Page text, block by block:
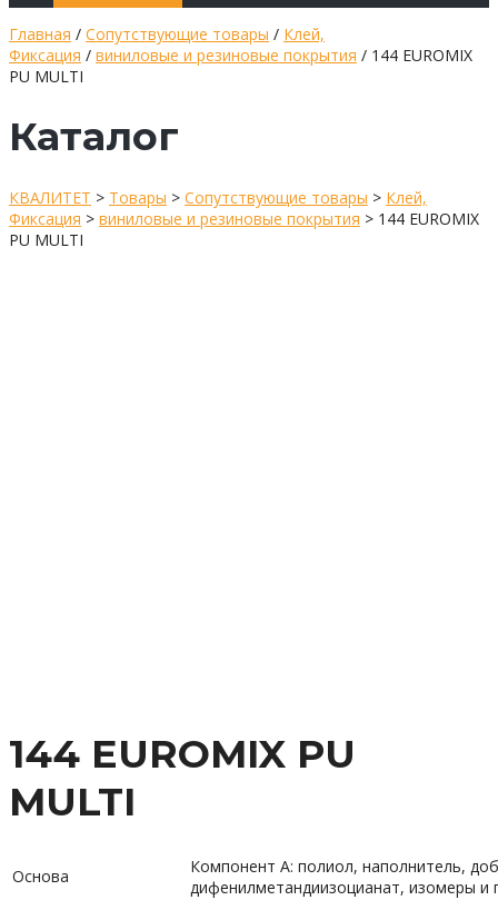
Главная / Сопутствующие товары / Клей,
Фиксация / виниловые и резиновые покрытия / 144 EUROMIX
PU MULTI
Каталог
КВАЛИТЕТ > Товары > Сопутствующие товары > Клей,
Фиксация > виниловые и резиновые покрытия > 144 EUROMIX
PU MULTI
144 EUROMIX PU
MULTI
Основа
Компонент А: полиол, наполнитель,
дифенилметандиизоцианат, изомеры и